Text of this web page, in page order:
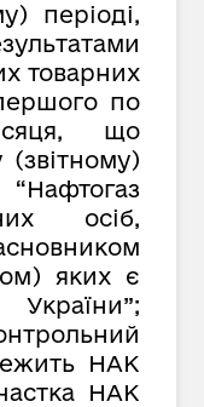
періоді,
товарних
по
що
осіб,
яких є
НАК
НАК